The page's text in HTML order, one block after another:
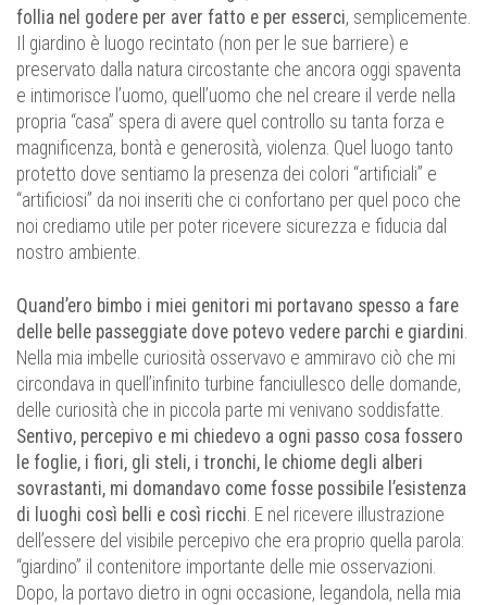
follia nel godere per aver fatto e per esserci, semplicemente.
Il giardino è luogo recintato (non per le sue barriere) e
preservato dalla natura circostante che ancora oggi spaventa
e intimorisce l’uomo, quell’uomo che nel creare il verde nella
propria “casa” spera di avere quel controllo su tanta forza e
magnificenza, bontà e generosità, violenza. Quel luogo tanto
protetto dove sentiamo la presenza dei colori “artificiali” e
“artificiosi” da noi inseriti che ci confortano per quel poco che
noi crediamo utile per poter ricevere sicurezza e fiducia dal
nostro ambiente.
Quand’ero bimbo i miei genitori mi portavano spesso a fare
delle belle passeggiate dove potevo vedere parchi e giardini
Nella mia imbelle curiosità osservavo e ammiravo ciò che mi
circondava in quell’infinito turbine fanciullesco delle domande,
delle curiosità che in piccola parte mi venivano soddisfatte.
Sentivo, percepivo e mi chiedevo a ogni passo cosa fossero
le foglie, i fiori, gli steli, i tronchi, le chiome degli alberi
sovrastanti, mi domandavo come fosse possibile l’esistenza
di luoghi così belli e così ricchi . E nel ricevere illustrazione
dell’essere del visibile percepivo che era proprio quella parola:
“giardino” il contenitore importante delle mie osservazioni.
Dopo, la portavo dietro in ogni occasione, legandola, nella mia